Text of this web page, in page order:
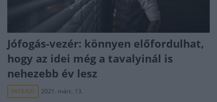
Jófogás-vezér: könnyen előfordulhat,
hogy az idei még a tavalyinál is
nehezebb év lesz
INTERJÚ 2021. márc. 13.